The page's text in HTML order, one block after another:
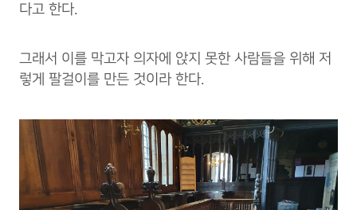
다고 한다.
그래서 이를 막고자 의자에 앉지 못한 사람들을 위해 저
렇게 팔걸이를 만든 것이라 한다.